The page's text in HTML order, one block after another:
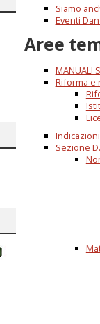
Siamo
Eventi
Aree
MANUALI
Riforma e
Sezione